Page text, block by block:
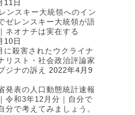
11日
ンスキー大統領へのイン
ゼレンスキー大統領が語
ネオナチは実在する
10日
に殺害されたウクライナ
リスト・社会政治評論家
ジナの訴え
2022年4月9
発表の人口動態統計速報
令和3年12月分｜自分で
分で考えてみましょう。